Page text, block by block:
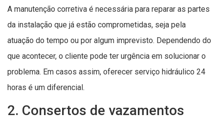
A manutenção corretiva é necessária para reparar as partes
da instalação que já estão comprometidas, seja pela
atuação do tempo ou por algum imprevisto. Dependendo do
que acontecer, o cliente pode ter urgência em solucionar o
problema. Em casos assim, oferecer serviço hidráulico 24
horas é um diferencial.
2. Consertos de vazamentos